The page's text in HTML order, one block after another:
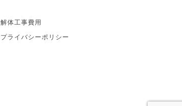
解体工事費用
プライバシーポリシー